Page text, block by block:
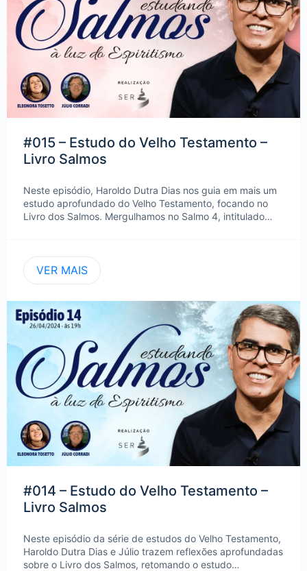
#015 – Estudo do Velho Testamento –
Livro Salmos
Neste episódio, Haroldo Dutra Dias nos guia em mais um
estudo aprofundado do Velho Testamento, focando no
Livro dos Salmos. Mergulhamos no Salmo 4, intitulado…
VER MAIS
#014 – Estudo do Velho Testamento –
Livro Salmos
Neste episódio da série de estudos do Velho Testamento,
Haroldo Dutra Dias e Júlio trazem reflexões aprofundadas
sobre o Livro dos Salmos, retomando o estudo…